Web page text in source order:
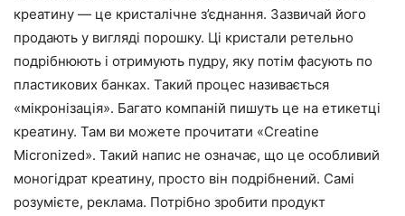
креатину — це кристалічне з’єднання. Зазвичай його
продають у вигляді порошку. Ці кристали ретельно
подрібнюють і отримують пудру, яку потім фасують по
пластикових банках. Такий процес називається
«мікронізація». Багато компаній пишуть це на етикетці
креатину. Там ви можете прочитати «Creatine
Micronized». Такий напис не означає, що це особливий
моногідрат креатину, просто він подрібнений. Самі
розумієте, реклама. Потрібно зробити продукт